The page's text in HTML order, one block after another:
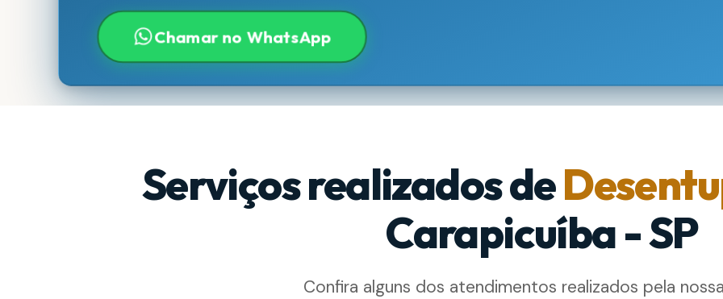
Chamar no WhatsApp
Serviços realizados de
Carapicuíba - SP
Confira alguns dos atendimentos realizados pela